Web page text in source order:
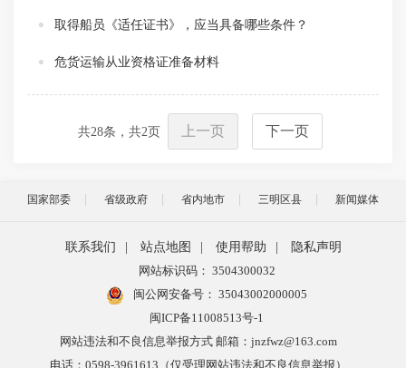
取得船员《适任证书》，应当具备哪些条件？
危货运输从业资格证准备材料
共28条，共2页 上一页 下一页
国家部委 省级政府 省内地市 三明区县 新闻媒体
联系我们 | 站点地图 | 使用帮助 |
隐私声明
网站标识码： 3504300032
闽公网安备号： 35043002000005
闽ICP备11008513号-1
网站违法和不良信息举报方式 邮箱：jnzfwz@163.com
电话：0598-3961613（仅受理网站违法和不良信息举报）